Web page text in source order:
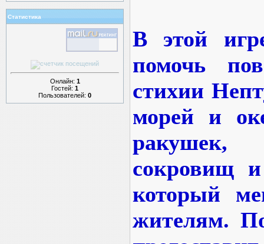
Статистика
Онлайн: 1
Гостей: 1
Пользователей: 0
В этой
помочь
стихии
морей и
сокровищ и
который
жителям.